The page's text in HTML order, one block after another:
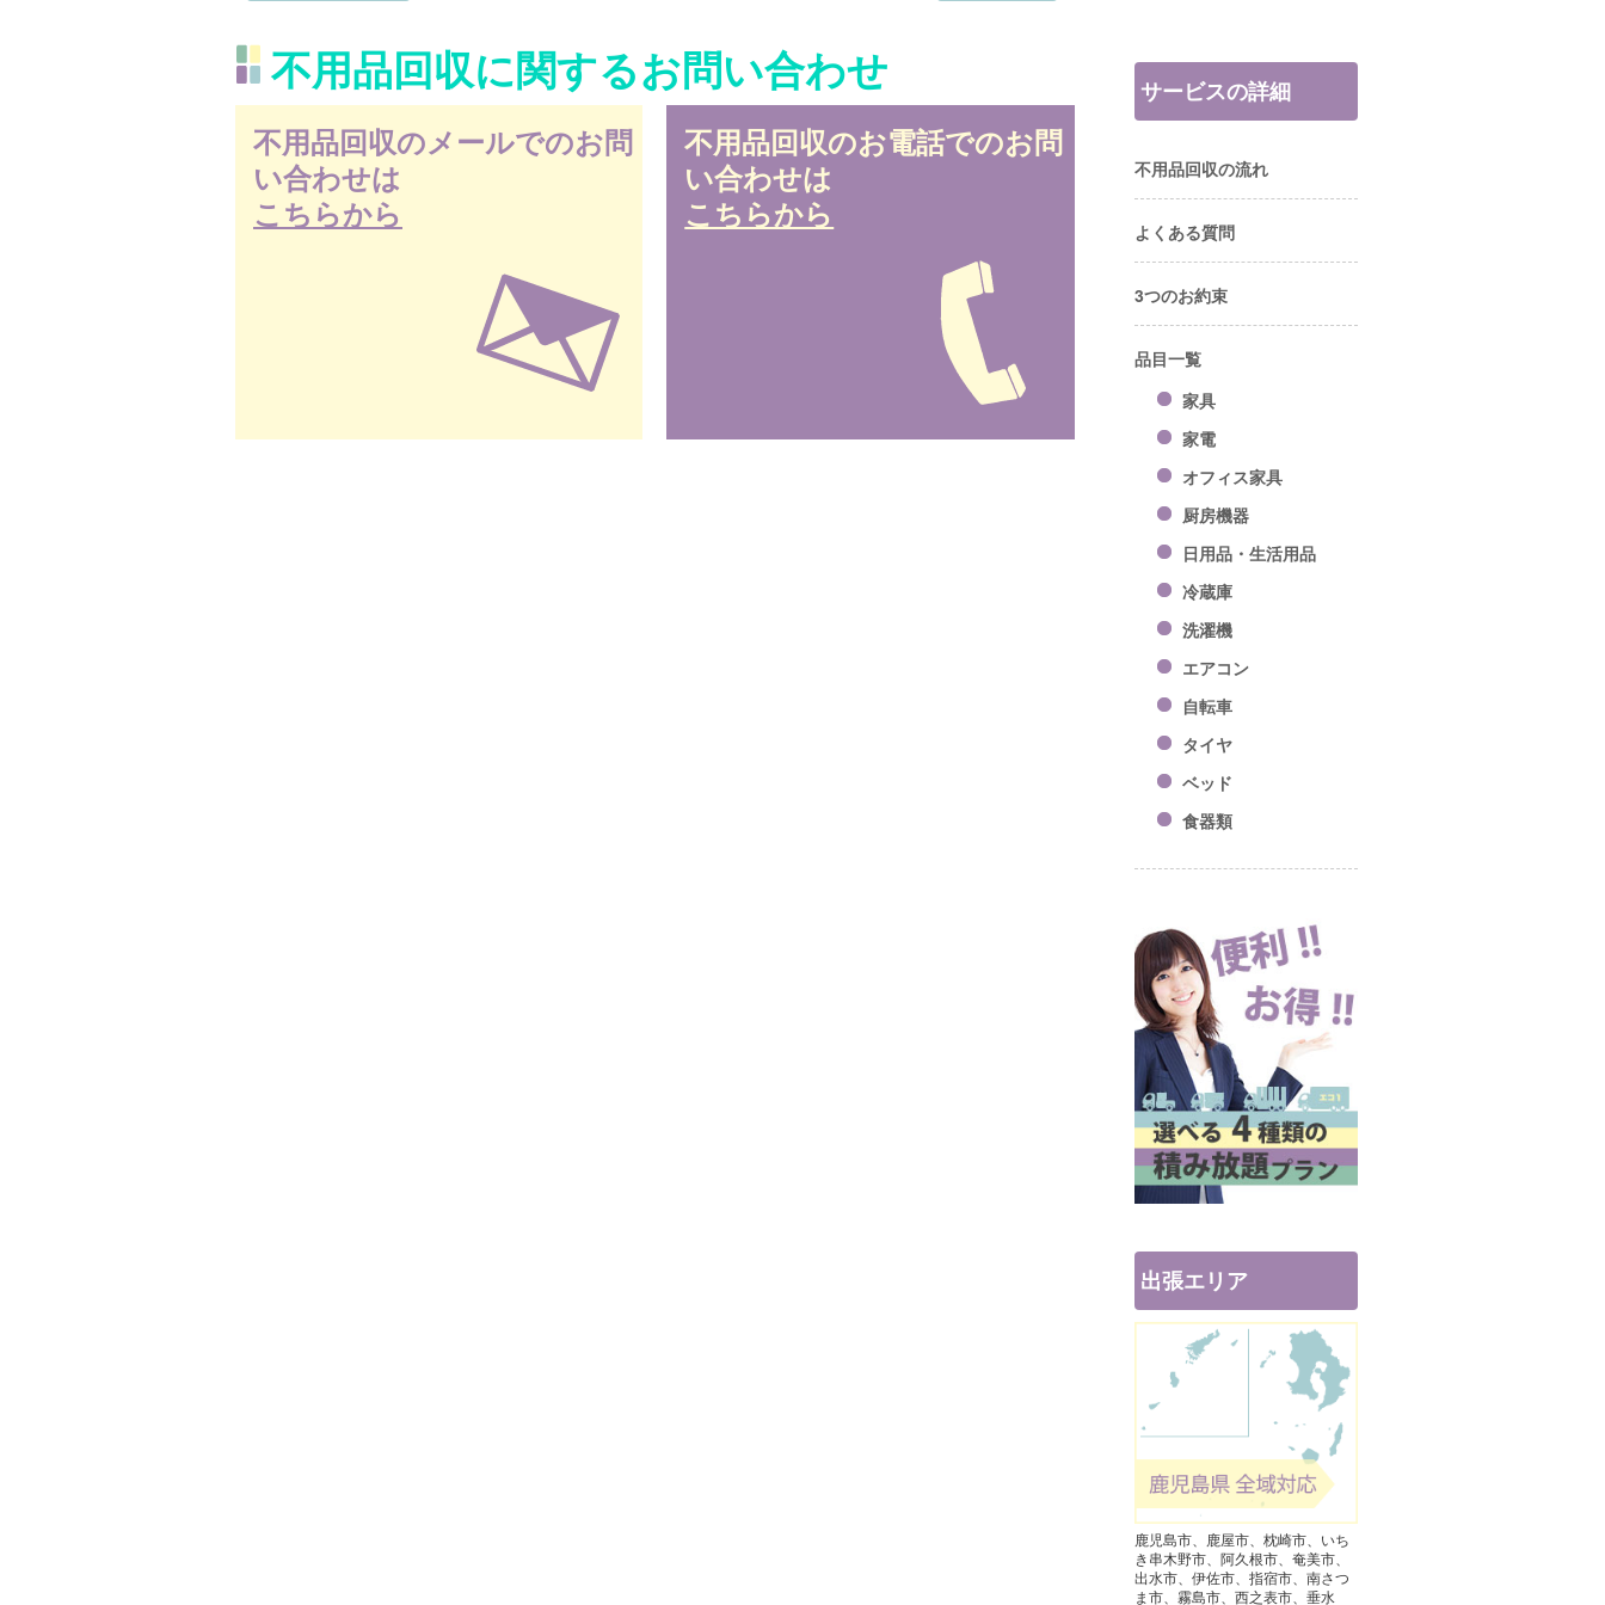
不用品回収に関するお問い合わせ
不用品回収のメールでのお問
い合わせは
こちらから
不用品回収のお電話でのお問
い合わせは
こちらから
サービスの詳細
不用品回収の流れ
よくある質問
3つのお約束
品目一覧
家具
家電
オフィス家具
厨房機器
日用品・生活用品
冷蔵庫
洗濯機
エアコン
自転車
タイヤ
ベッド
食器類
出張エリア
鹿児島市、鹿屋市、枕崎市、いち
き串木野市、阿久根市、奄美市、
出水市、伊佐市、指宿市、南さつ
ま市、霧島市、西之表市、垂水